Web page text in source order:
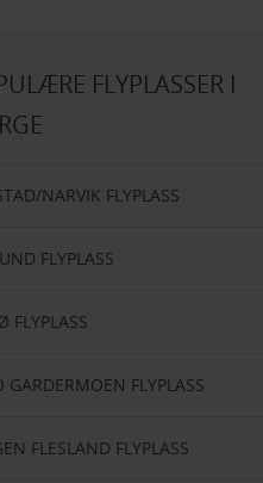
FLYPLASSER I
NARVIK FLYPLASS
FLYPLASS
FLYPLASS
GARDERMOEN FLYPLASS
FLESLAND FLYPLASS